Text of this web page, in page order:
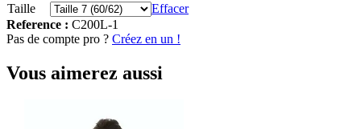
Taille
Effacer
Reference : C200L-1
Pas de compte pro ? Créez en un !
Vous aimerez aussi